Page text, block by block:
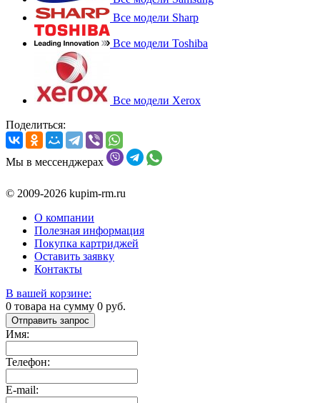
Все модели Sharp
Все модели Toshiba
Все модели Xerox
Поделиться:
Мы в мессенджерах
© 2009-2026 kupim-rm.ru
О компании
Полезная информация
Покупка картриджей
Оставить заявку
Контакты
В вашей корзине:
0 товара на сумму 0 руб.
Отправить запрос
Имя:
Телефон:
E-mail: